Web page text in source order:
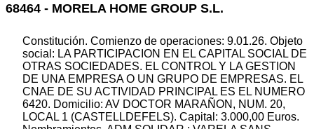
68464 - MORELA HOME GROUP S.L.
Constitución. Comienzo de operaciones: 9.01.26. Objeto
social: LA PARTICIPACION EN EL CAPITAL SOCIAL DE
OTRAS SOCIEDADES. EL CONTROL Y LA GESTION
DE UNA EMPRESA O UN GRUPO DE EMPRESAS. EL
CNAE DE SU ACTIVIDAD PRINCIPAL ES EL NUMERO
6420. Domicilio: AV DOCTOR MARAÑON, NUM. 20,
LOCAL 1 (CASTELLDEFELS). Capital: 3.000,00 Euros.